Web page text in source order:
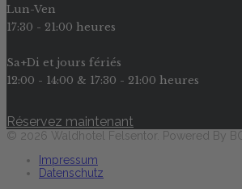
Lun-Ven
17:30 - 21:00 heures
Sa+Di et jours fériés
12:00 - 14:00 & 17:30 - 21:00 heures
Réservez maintenant
© 2026 Waldhotel Felsentor. Powered By
Impressum
Datenschutz